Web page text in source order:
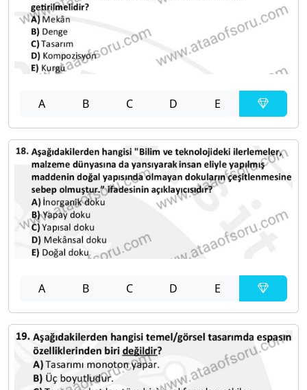
A B C D E
A B C D E